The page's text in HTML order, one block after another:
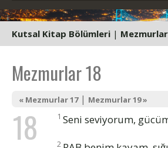
Kutsal Kitap Bölümleri |
Mezmurlar 18
« Mezmurlar 17| Mezmurlar 19 »
18 1 Seni seviyorum,
2